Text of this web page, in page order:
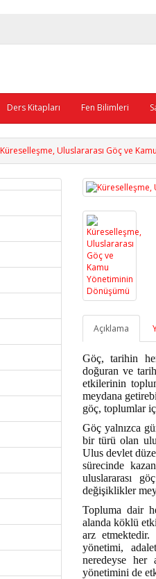
Ders Kitapları Fen Bilimleri
Küreselleşme, Uluslararası Göç ve
Açıklama
Göç, tarihin
doğuran ve
etkilerinin
meydana
göç, toplumlar
Göç yalnızca
bir türü olan
Ulus devlet
sürecinde
uluslararası
değişiklikler
Topluma dair
alanda köklü
arz
yönetimi,
neredeyse her
yönetimini de